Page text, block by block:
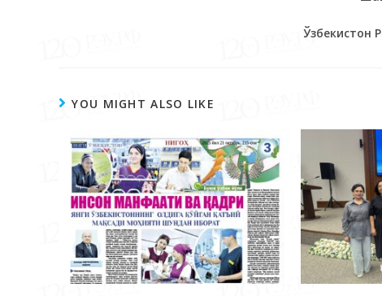
Ўзбекистон
YOU MIGHT ALSO LIKE